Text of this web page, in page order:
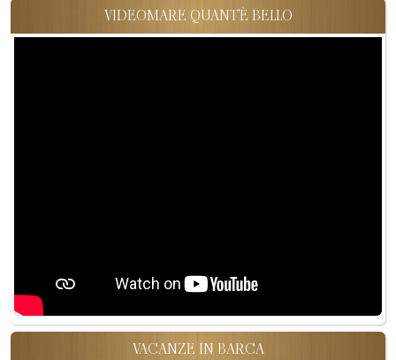
VIDEOMARE QUANT'È BELLO
VACANZE IN BARCA